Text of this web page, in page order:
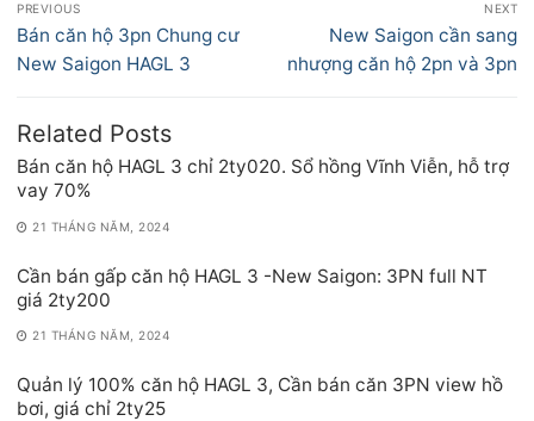
hướng
bài
PREVIOUS
Previous
post:
Bán căn hộ 3pn Chung cư
New Saigon HAGL 3
NEXT
Next
post:
New Saigon cần sang
nhượng căn hộ 2pn và 3pn
Related Posts
Bán căn hộ HAGL 3 chỉ 2ty020. Sổ hồng Vĩnh Viễn, hỗ trợ
vay 70%
21 THÁNG NĂM, 2024
Cần bán gấp căn hộ HAGL 3 -New Saigon: 3PN full NT
giá 2ty200
21 THÁNG NĂM, 2024
Quản lý 100% căn hộ HAGL 3, Cần bán căn 3PN view hồ
bơi, giá chỉ 2ty25